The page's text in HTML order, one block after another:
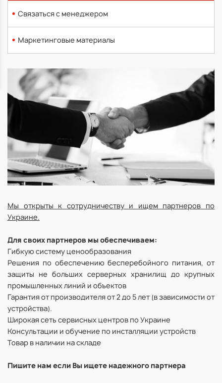
Связаться с менеджером
Маркетинговые материалы
Мы открыты к сотрудничеству и ищем партнеров по
Украине.
Для своих партнеров мы обеспечиваем:
Гибкую систему ценообразования
Решения по обеспечению бесперебойного питания, от
защиты не больших серверных хранилищ до крупных
промышленных линий и объектов
Гарантия от производителя от 2 до 5 лет (в зависимости от
устройства).
Широкая сеть сервисных центров по Украине
Консультации и обучение по инсталляции устройств
Товар в наличии на складе
Пишите нам если Вы ищете надежного партнера